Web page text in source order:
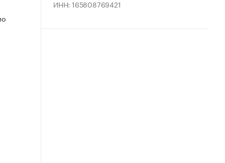
ИНН: 165808769421